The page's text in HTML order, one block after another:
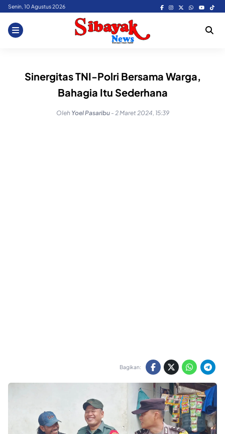
Skip
content
Senin, 10 Agustus 2026
Sinergitas TNI-Polri Bersama Warga,
Bahagia Itu Sederhana
Oleh Yoel Pasaribu - 2 Maret 2024, 15:39
Bagikan: